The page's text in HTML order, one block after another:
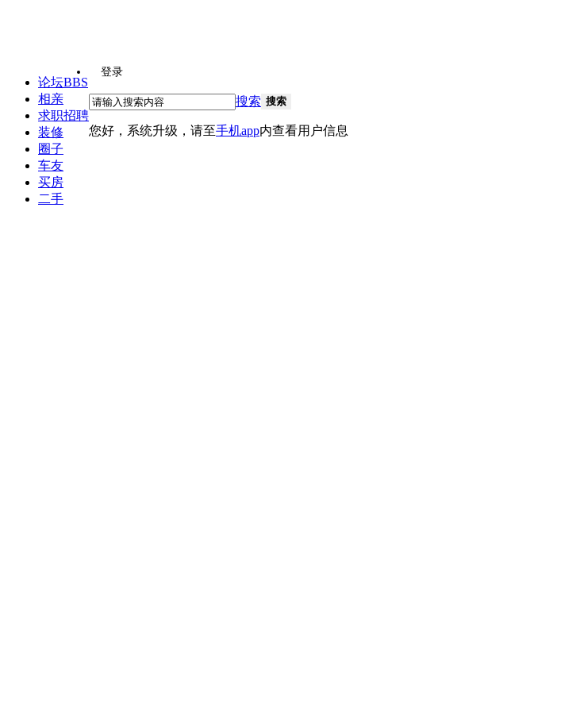
论坛BBS
相亲
求职招聘
装修
圈子
车友
买房
二手
登录
搜索 搜索
您好，系统升级，请至手机app内查看用户信息